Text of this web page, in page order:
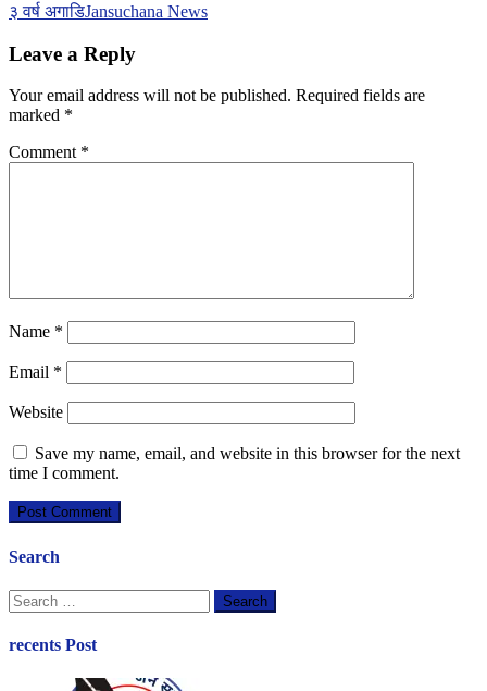
३ वर्ष अगाडिJansuchana News
Leave a Reply
Your email address will not be published. Required fields are
marked *
Comment *
Name *
Email *
Website
Save my name, email, and website in this browser for the next
time I comment.
Search
Search
for:
recents Post